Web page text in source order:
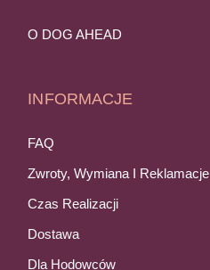
O DOG AHEAD
INFORMACJE
FAQ
Zwroty, Wymiana I Reklamacje
Czas Realizacji
Dostawa
Dla Hodowców